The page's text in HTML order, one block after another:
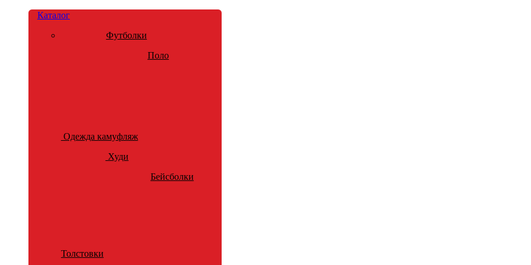
Каталог
Футболки
Поло
Одежда камуфляж
Худи
Бейсболки
Толстовки